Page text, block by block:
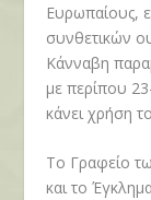
Ευρωπαίους,
συνθετικών
Κάνναβη
με περίπου
κάνει χρήση
Το Γραφείο
και το